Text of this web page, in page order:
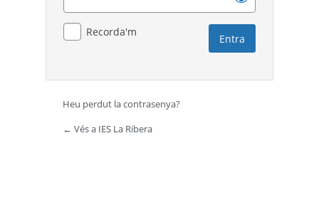
Recorda'm
Heu perdut la contrasenya?
← Vés a IES La Ribera